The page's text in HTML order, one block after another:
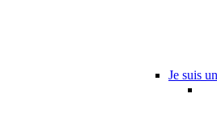
Je suis